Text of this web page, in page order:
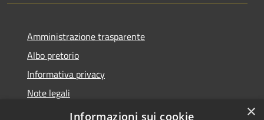
Amministrazione trasparente
Albo pretorio
Informativa privacy
Note legali
Dichiarazione di accessibilità
×
Informazioni sui cookie